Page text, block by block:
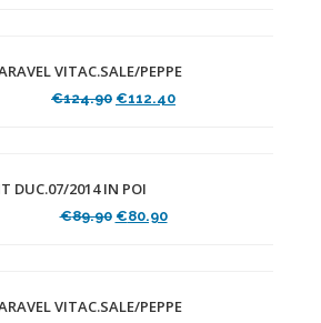
€9.90.€8.90.
VITAC.SALE/PEPPE
€124.90 Il
€124.90.
€112.40Il
DUC.07/2014 IN POI
€89.90 Il
€89.90.
€80.90Il
€80.90.
VITAC.SALE/PEPPE